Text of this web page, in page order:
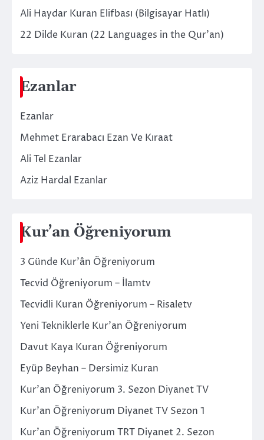
Ali Haydar Kuran Elifbası (Bilgisayar Hatlı)
22 Dilde Kuran (22 Languages in the Qur’an)
Ezanlar
Ezanlar
Mehmet Erarabacı Ezan Ve Kıraat
Ali Tel Ezanlar
Aziz Hardal Ezanlar
Kur’an Öğreniyorum
3 Günde Kur’ân Öğreniyorum
Tecvid Öğreniyorum – İlamtv
Tecvidli Kuran Öğreniyorum – Risaletv
Yeni Tekniklerle Kur’an Öğreniyorum
Davut Kaya Kuran Öğreniyorum
Eyüp Beyhan – Dersimiz Kuran
Kur’an Öğreniyorum 3. Sezon Diyanet TV
Kur’an Öğreniyorum Diyanet TV Sezon 1
Kur’an Öğreniyorum TRT Diyanet 2. Sezon